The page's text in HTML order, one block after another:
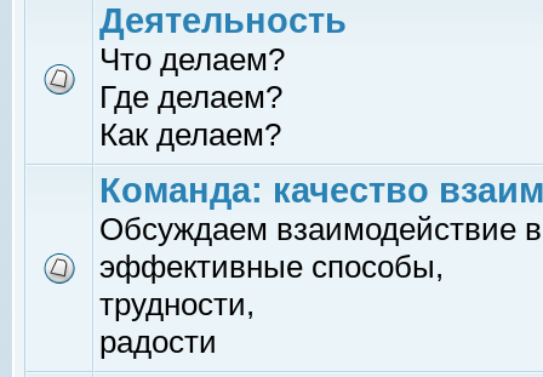
Деятельность
Что делаем?
Где делаем?
Как делаем?
Команда: качество
Обсуждаем взаимодействие
эффективные способы,
трудности,
радости